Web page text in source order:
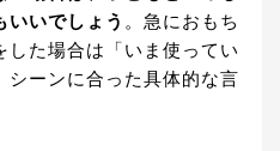
いいでしょう 。急におもち
した場合は「いま使ってい
シーンに合った具体的な言